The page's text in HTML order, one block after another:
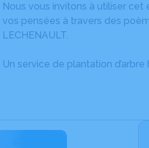
Nous vous invitons à utiliser
vos pensées à travers des
LECHENAULT.
Un service de plantation